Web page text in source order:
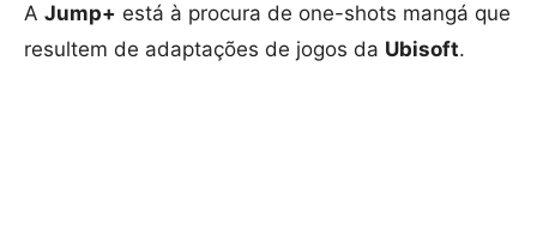
A Jump+ está à procura de one-shots mangá que
resultem de adaptações de jogos da Ubisoft.